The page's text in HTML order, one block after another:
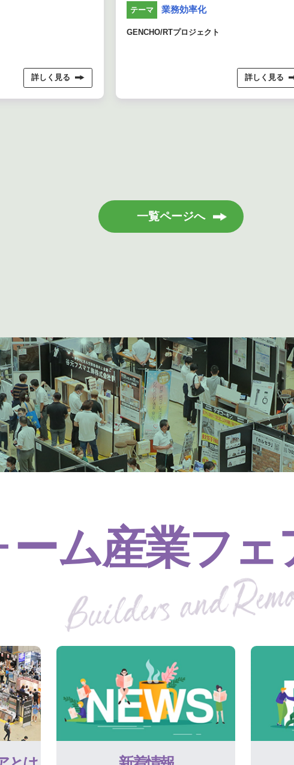
詳しく見る
テーマ 業務効率化
GENCHO/RTプロジェクト
詳しく見る
一覧ページへ
ーム産業フェ